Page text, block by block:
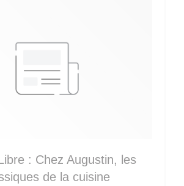
: Chez Augustin, les
de la cuisine